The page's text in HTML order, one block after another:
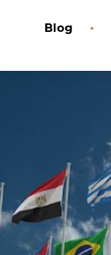
Blog